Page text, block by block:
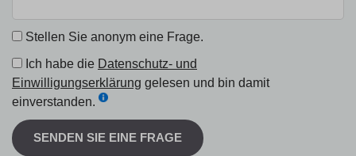
Stellen Sie anonym eine Frage.
Ich habe die Datenschutz- und
Einwilligungserklärung gelesen und bin damit
einverstanden.
SENDEN SIE EINE FRAGE